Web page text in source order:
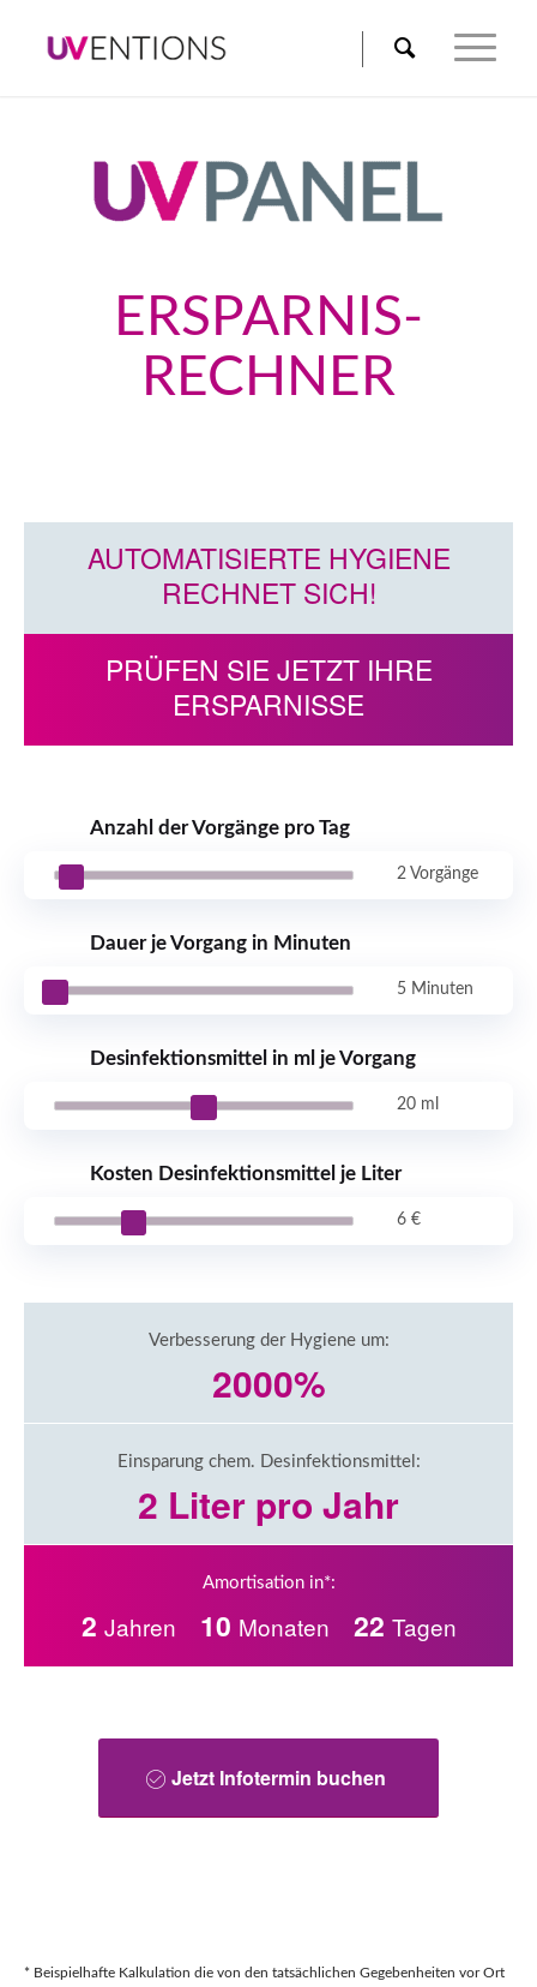
ERSPARNIS-
RECHNER
AUTOMATISIERTE HYGIENE
RECHNET SICH!
PRÜFEN SIE JETZT IHRE
ERSPARNISSE
Anzahl der Vorgänge pro Tag
2 Vorgänge
Dauer je Vorgang in Minuten
5 Minuten
Desinfektionsmittel in ml je Vorgang
20 ml
Kosten Desinfektionsmittel je Liter
6 €
Verbesserung der Hygiene um:
2000%
Einsparung chem. Desinfektionsmittel:
2 Liter pro Jahr
Amortisation in*:
2 10 22
Jetzt Infotermin buchen
* Beispielhafte Kalkulation die von den tatsächlichen Gegebenheiten vor Ort